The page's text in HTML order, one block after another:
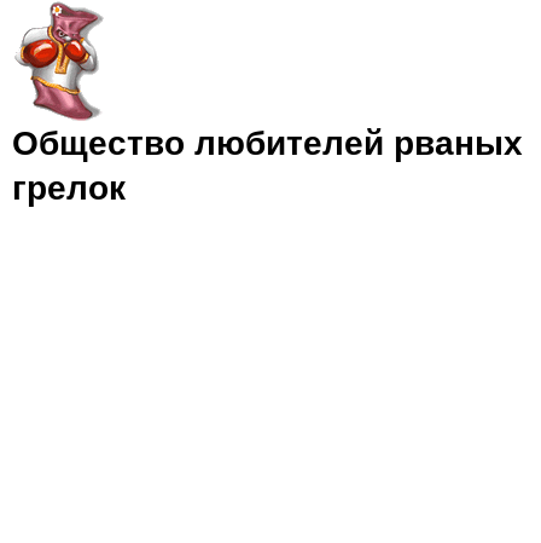
Общество любителей рваных
грелок